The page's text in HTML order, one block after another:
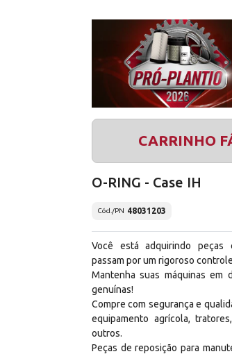
CARRINHO
O-RING - Case IH
Cód./PN 48031203
Você está adquirindo peças
passam por um rigoroso
Mantenha suas máquinas em
genuínas!
Compre com segurança e
equipamento agrícola,
outros.
Peças de reposição para